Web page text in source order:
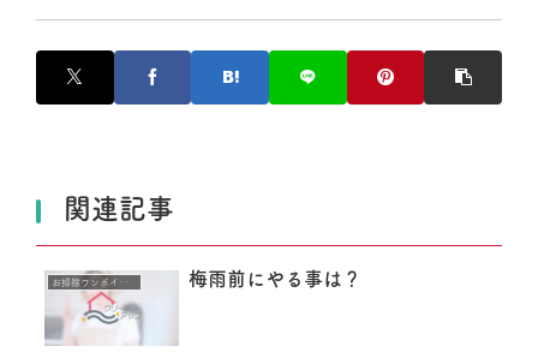
関連記事
お掃除ワンポイントアドバイス 梅雨前にやる事は？